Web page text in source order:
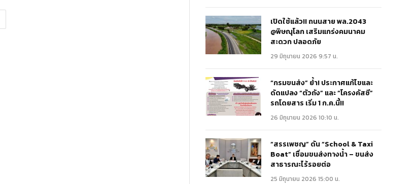
เปิดใช้แล้ว!! ถนนสาย พล.2043
@พิษณุโลก เสริมแกร่งคมนาคม
สะดวก ปลอดภัย
29 มิถุนายน 2026 9:57 น.
“กรมขนส่ง” ย้ำ! ประกาศแก้ไขและ
ดัดแปลง “ตัวถัง” และ “โครงคัสซี”
รถโดยสาร เริ่ม 1 ก.ค.นี้!!
26 มิถุนายน 2026 10:10 น.
“สรรเพชญ” ดัน “School & Taxi
Boat” เชื่อมขนส่งทางน้ำ – ขนส่ง
สาธารณะไร้รอยต่อ
25 มิถุนายน 2026 15:00 น.